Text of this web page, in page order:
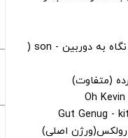
دانلود قالب مرد سیاه پوست در حال نگاه به دوربین - son (
(متفاوت)
رولکس(ورژن اصلی)